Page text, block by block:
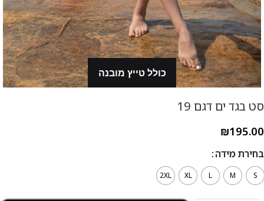
סט בגד ים דגם 19
₪195.00
בחירת מידה
S
M
L
XL
2XL
כולל טייץ מובנה